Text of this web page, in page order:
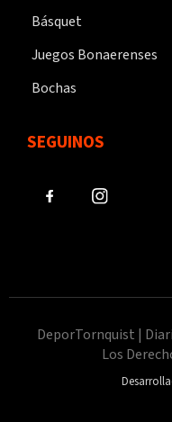
Básquet
Juegos Bonaerenses
Bochas
SEGUINOS
DeporTornquist |
Los